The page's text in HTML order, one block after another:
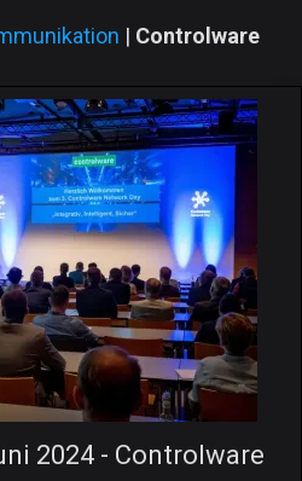
| Controlware
2024 - Controlware